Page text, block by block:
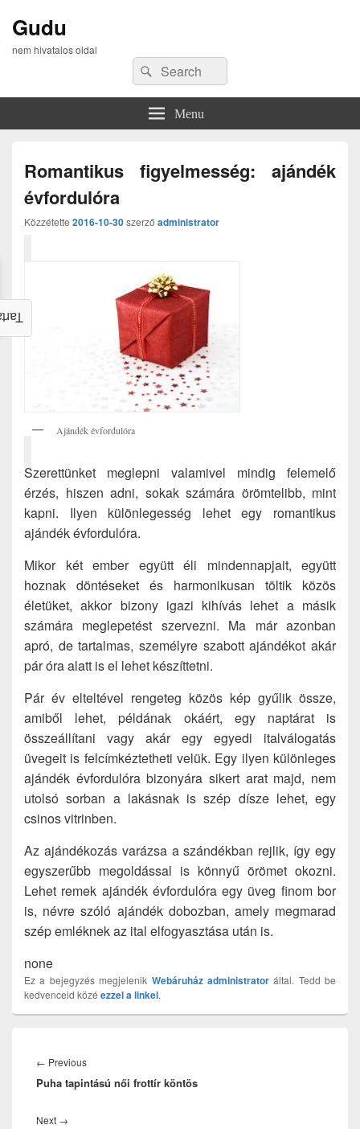
Gudu
nem hivatalos oldal
Search
for:
Search
Menu
Romantikus figyelmesség: ajándék
évfordulóra
Közzétette 2016-10-30szerző administrator
Ajándék évfordulóra
Szerettünket meglepni valamivel mindig felemelő
érzés, hiszen adni, sokak számára örömtelibb, mint
kapni. Ilyen különlegesség lehet egy romantikus
ajándék évfordulóra.
Mikor két ember együtt éli mindennapjait, együtt
hoznak döntéseket és harmonikusan töltik közös
életüket, akkor bizony igazi kihívás lehet a másik
számára meglepetést szervezni. Ma már azonban
apró, de tartalmas, személyre szabott ajándékot akár
pár óra alatt is el lehet készíttetni.
Pár év elteltével rengeteg közös kép gyűlik össze,
amiből lehet, példának okáért, egy naptárat is
összeállítani vagy akár egy egyedi italválogatás
üvegeit is felcímkéztetheti velük. Egy ilyen különleges
ajándék évfordulóra bizonyára sikert arat majd, nem
utolsó sorban a lakásnak is szép dísze lehet, egy
csinos vitrinben.
Az ajándékozás varázsa a szándékban rejlik, így egy
egyszerűbb megoldással is könnyű örömet okozni.
Lehet remek ajándék évfordulóra egy üveg finom bor
is, névre szóló ajándék dobozban, amely megmarad
szép emléknek az ital elfogyasztása után is.
none
Ez a bejegyzés megjelenik Webáruház administratoráltal. Tedd be
kedvenceid közé ezzel a linkel.
navigáció
← PreviousPrevious
post:
Puha tapintású női frottír köntös
Next →